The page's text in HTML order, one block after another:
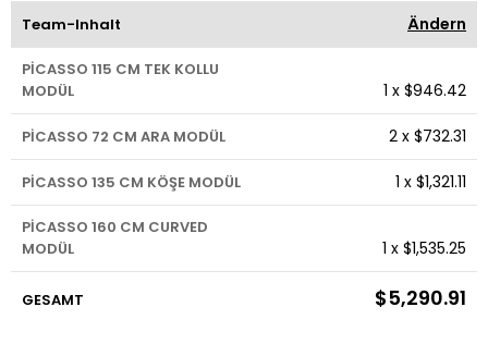
Team-Inhalt Ändern
PİCASSO 115 CM TEK KOLLU
MODÜL
1 x $946.42
PİCASSO 72 CM ARA MODÜL 2 x $732.31
PİCASSO 135 CM KÖŞE MODÜL 1 x $1,321.11
PİCASSO 160 CM CURVED
MODÜL
1 x $1,535.25
GESAMT $5,290.91